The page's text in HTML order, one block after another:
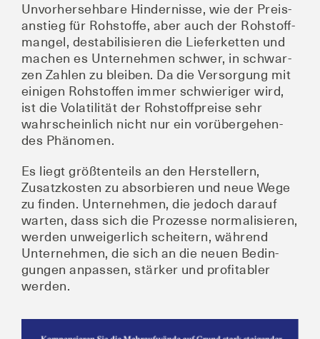
Unvor­her­seh­ba­re Hin­der­nis­se, wie der Preis­
an­stieg für Roh­stof­fe, aber auch der Roh­stoff­
man­gel, desta­bi­li­sie­ren die Lie­fer­ket­ten und
machen es Unter­neh­men schwer, in schwar­
zen Zah­len zu blei­ben. Da die Ver­sor­gung mit
eini­gen Roh­stof­fen immer schwie­ri­ger wird,
ist die Vola­ti­li­tät der Roh­stoff­prei­se sehr
wahr­schein­lich nicht nur ein vor­über­ge­hen­
des Phänomen.
Es liegt größ­ten­teils an den Her­stel­lern,
Zusatz­kos­ten zu absor­bie­ren und neue Wege
zu fin­den. Unter­neh­men, die jedoch dar­auf
war­ten, dass sich die Pro­zes­se nor­ma­li­sie­ren,
wer­den unwei­ger­lich schei­tern, wäh­rend
Unter­neh­men, die sich an die neu­en Bedin­
gun­gen anpas­sen, stär­ker und pro­fi­ta­bler
werden.